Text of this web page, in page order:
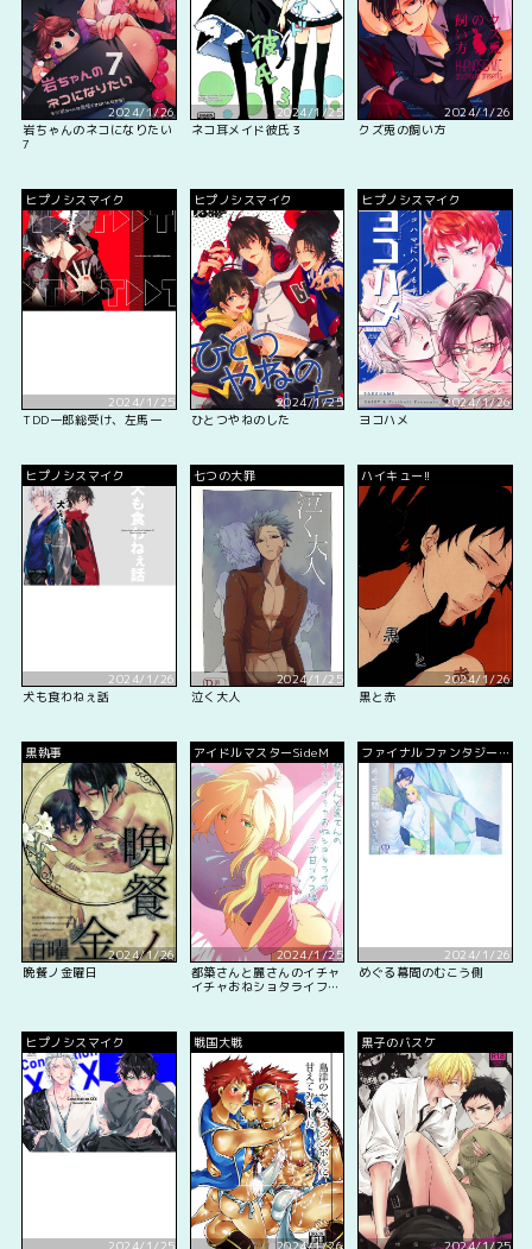
2024/1/26
岩ちゃんのネコになりたい
7
2024/1/25
ネコ耳メイド彼氏３
2024/1/26
クズ兎の飼い方
ヒプノシスマイク
2024/1/25
TDD一郎総受け、左馬一
ヒプノシスマイク
2024/1/25
ひとつやねのした
ヒプノシスマイク
2024/1/26
ヨコハメ
ヒプノシスマイク
2024/1/26
犬も食わねぇ話
七つの大罪
2024/1/25
泣く大人
ハイキュー!!
2024/1/26
黒と赤
黒執事
2024/1/26
晩餐ノ金曜日
アイドルマスターSideM
2024/1/25
都築さんと麗さんのイチャ
イチャおねショタライフラ
ファイナルファンタジー
15
2024/1/26
めぐる幕間のむこう側
ヒプノシスマイク
2024/1/25
戦国大戦
2024/1/26
黒子のバスケ
2024/1/25